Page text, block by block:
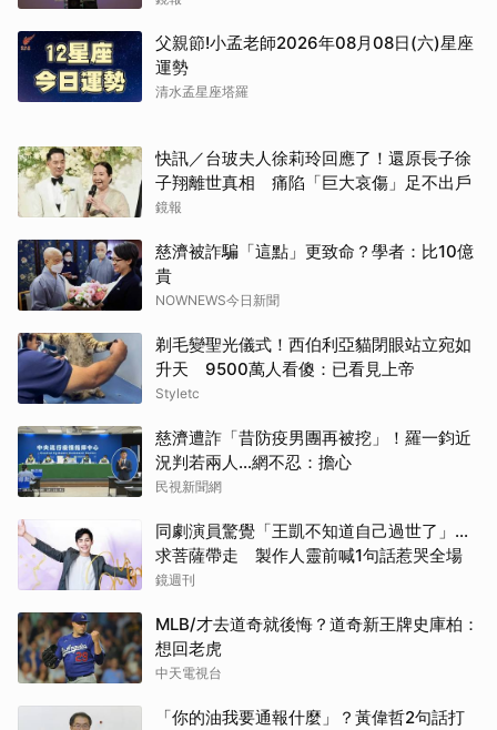
父親節!小孟老師2026年08月08日(六)星座
運勢
清水孟星座塔羅
快訊／台玻夫人徐莉玲回應了！還原長子徐
子翔離世真相 痛陷「巨大哀傷」足不出戶
鏡報
慈濟被詐騙「這點」更致命？學者：比10億
貴
NOWNEWS今日新聞
剃毛變聖光儀式！西伯利亞貓閉眼站立宛如
升天 9500萬人看傻：已看見上帝
Styletc
慈濟遭詐「昔防疫男團再被挖」！羅一鈞近
況判若兩人…網不忍：擔心
民視新聞網
同劇演員驚覺「王凱不知道自己過世了」...
求菩薩帶走 製作人靈前喊1句話惹哭全場
鏡週刊
MLB/才去道奇就後悔？道奇新王牌史庫柏：
想回老虎
中天電視台
「你的油我要通報什麼」？黃偉哲2句話打
取消